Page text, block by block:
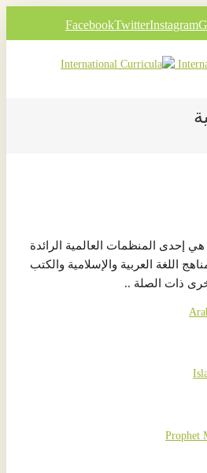
FacebookTwitterInstagram
هي إحدى المنظمات العالمية الرائدة
اللغة العربية والإسلامية والكتب
ذات الصلة ..